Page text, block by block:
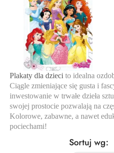
Plakaty dla dzieci to idealna
Ciągle zmieniające się gusta i
inwestowanie w trwałe dzieła
swojej prostocie pozwalają na
Kolorowe, zabawne, a nawet
pociechami!
Sortuj wg: